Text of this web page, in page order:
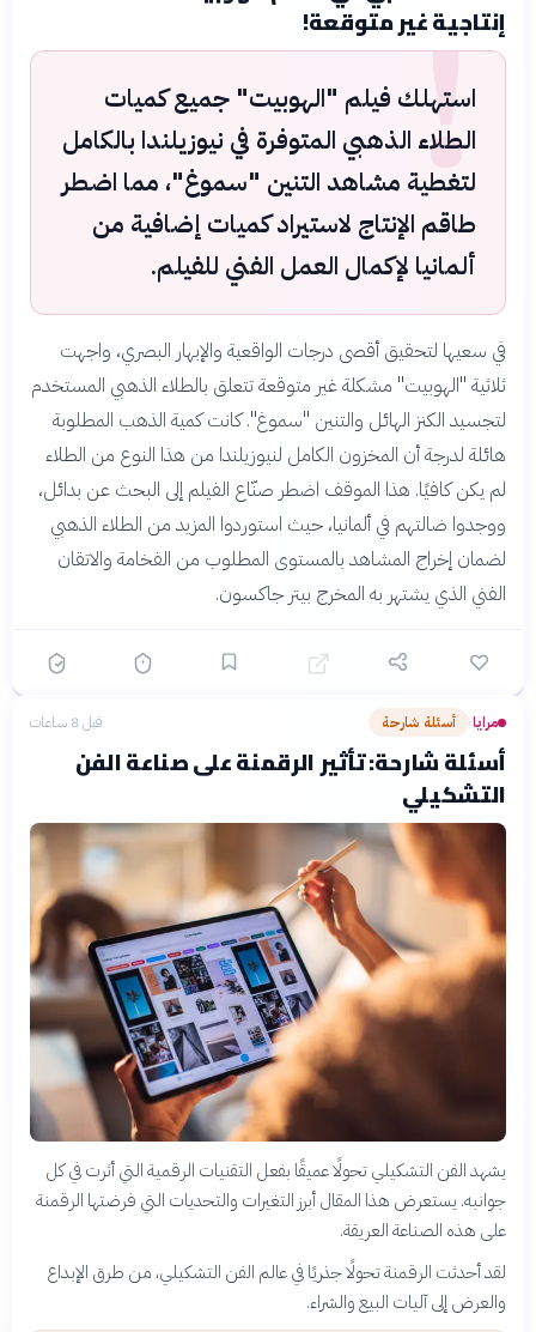
إنتاجية غير متوقعة!
!
استهلك فيلم "الهوبيت" جميع كميات
الطلاء الذهبي المتوفرة في نيوزيلندا بالكامل
لتغطية مشاهد التنين "سموغ"، مما اضطر
طاقم الإنتاج لاستيراد كميات إضافية من
ألمانيا لإكمال العمل الفني للفيلم.
في سعيها لتحقيق أقصى درجات الواقعية والإبهار البصري، واجهت
ثلاثية "الهوبيت" مشكلة غير متوقعة تتعلق بالطلاء الذهبي المستخدم
لتجسيد الكنز الهائل والتنين "سموغ". كانت كمية الذهب المطلوبة
هائلة لدرجة أن المخزون الكامل لنيوزيلندا من هذا النوع من الطلاء
لم يكن كافيًا. هذا الموقف اضطر صنّاع الفيلم إلى البحث عن بدائل،
ووجدوا ضالتهم في ألمانيا، حيث استوردوا المزيد من الطلاء الذهبي
لضمان إخراج المشاهد بالمستوى المطلوب من الفخامة والاتقان
الفني الذي يشتهر به المخرج بيتر جاكسون.
مرايا› أسئلة شارحة قبل 8 ساعات
أسئلة شارحة: تأثير الرقمنة على صناعة الفن
التشكيلي
يشهد الفن التشكيلي تحولًا عميقًا بفعل التقنيات الرقمية التي أثرت في كل
جوانبه. يستعرض هذا المقال أبرز التغيرات والتحديات التي فرضتها الرقمنة
على هذه الصناعة العريقة.
لقد أحدثت الرقمنة تحولًا جذريًا في عالم الفن التشكيلي، من طرق الإبداع
والعرض إلى آليات البيع والشراء.